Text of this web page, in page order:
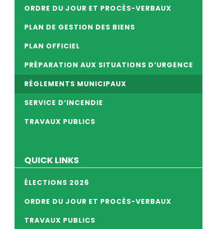
ORDRE DU JOUR ET PROCÈS-VERBAUX
PLAN DE GESTION DES BIENS
PLAN OFFICIEL
PRÉPARATION AUX SITUATIONS D’URGENCE
RÈGLEMENTS MUNICIPAUX
SERVICE D’INCENDIE
TRAVAUX PUBLICS
QUICK LINKS
ÉLECTIONS 2026
ORDRE DU JOUR ET PROCÈS-VERBAUX
TRAVAUX PUBLICS